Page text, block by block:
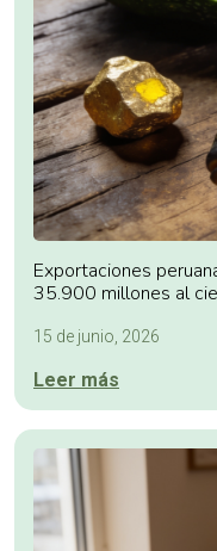
Exportaciones
35.900 millones al
15 de junio, 2026
Leer más